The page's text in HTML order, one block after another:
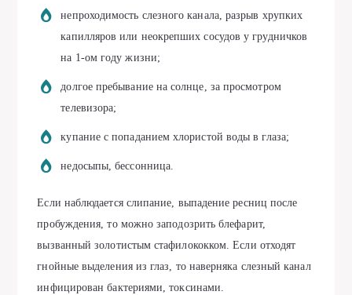
непроходимость слезного канала, разрыв хрупких
капилляров или неокрепших сосудов у грудничков
на 1-ом году жизни;
долгое пребывание на солнце, за просмотром
телевизора;
купание с попаданием хлористой воды в глаза;
недосыпы, бессонница.
Если наблюдается слипание, выпадение ресниц после
пробуждения, то можно заподозрить блефарит,
вызванный золотистым стафилококком. Если отходят
гнойные выделения из глаз, то наверняка слезный канал
инфицирован бактериями, токсинами.